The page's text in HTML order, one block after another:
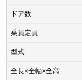
ドア数
乗員定員
型式
全長×全幅×全高